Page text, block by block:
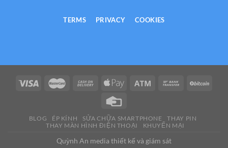
TERMS PRIVACY COOKIES
BLOG ÉP KÍNH SỬA CHỮA SMARTPHONE
THAY PIN
THAY MÀN HÌNH ĐIỆN THOẠI
KHUYẾN MẠI
Quỳnh An media thiết kế và giám sát